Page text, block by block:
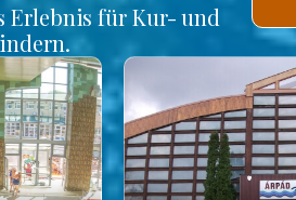
Erlebnis für Kur- und